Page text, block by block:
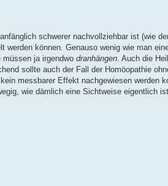
schwerer nachvollziehbar ist (wie
werden können. Genauso wenig wie man
ja irgendwo dranhängen . Auch die
sollte auch der Fall der Homöopathie
messbarer Effekt nachgewiesen werden
wie dämlich eine Sichtweise eigentlich